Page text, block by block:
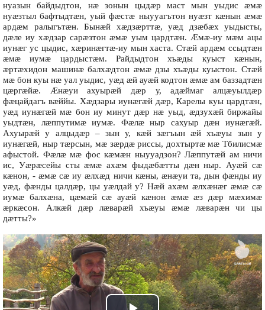
нуазын байдыдтон, нæ зонын цыдæр маст мын уыдис æмæ
нуæзтыл бафтыдтæн, уый фæстæ ныууагътон нуæзт кæнын æмæ
ардæм ралыгътæн. Бынæй хæдзæрттæ, уæд дзæбæх уыдысты,
дæле иу хæдзар сарæзтон æмæ уым цардтæн. Æмæ-иу мæм ацы
иунæг ус цыдис, хæринæгтæ-иу мын хаста. Стæй ардæм ссыдтæн
æмæ иумæ цардыстæм. Райдыдтон хъæды куыст кæнын,
æртæхидон машинæ балхæдтон æмæ дзы хъæды куыстон. Стæй
мæ бон куы нæ уал уыдис, уæд æй ауæй кодтон æмæ ам баззадтæн
цæргæйæ. Æнæуи ахуырæй дæр у, адæймаг алцæуылдæр
фæцайдагъ вæййы. Хæдзары иунæгæй дæр, Карелы куы цардтæн,
уæд иунæгæй мæ бон иу минут дæр нæ уыд, æдзухæй биржайы
уыдтæн, лæппутимæ иумæ. Фæлæ ныр сахуыр дæн иунæгæй.
Ахуырæй у алцыдæр – зын у, кæй зæгъын æй хъæуы зын у
иунæгæй, ныр тæрсын, мæ зæрдæ риссы, дохтыртæ мæ Тбилисмæ
афыстой. Фæлæ мæ фос кæмæн ныууадзон? Лæппутæй ам ничи
ис, Уæрæсейы сты æмæ ахæм фыдæбæтты дæн ныр. Ауæй сæ
кæнон, - æмæ сæ иу æлхæд ничи кæны, æнæуи та, дын фæнды иу
уæд, фæнды цалдæр, цы уæлдай у? Нæй ахæм æлхæнæг æмæ сæ
иумæ балхæна, цæмæй сæ ауæй кæнон æмæ æз дæр мæхимæ
æркæсон. Алкæй дæр лæварæй хъæуы æмæ лæварæн чи цы
дæтты?»